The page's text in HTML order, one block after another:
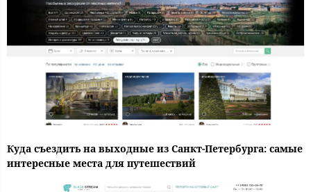
Куда съездить на выходные из Санкт-Петербурга: самые
интересные места для путешествий